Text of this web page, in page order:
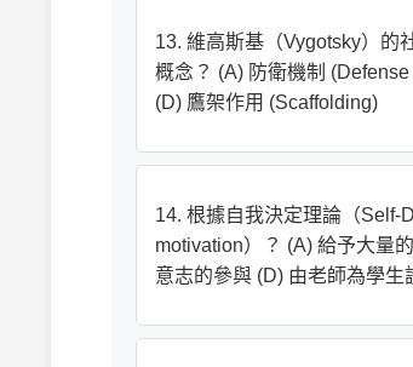
13. 維高斯基（Vygotsky）的
概念？ (A) 防衛機制
(D) 鷹架作用 (Scaffolding)
14. 根據自我決定理論（Self-
motivation）？ (A) 給予大量
意志的參與 (D) 由老師為學生